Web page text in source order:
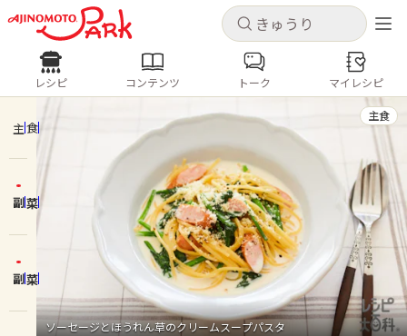
キャンセル
ログインするとレシピを保存できます
ログイン 新規登録
ホーム
コンテンツ
レシピ
キャンセル
レシピ コンテンツ
人気の食材・レシピ
きゅうり なす トマト
とうもろこし
ピーマン
みょうが ゴーヤ
レシピ コンテンツ トーク マイレシピ
主食
副菜
副菜
ソーセージとほうれん草のクリームスープパスタ
主食